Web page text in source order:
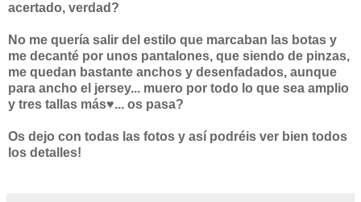
acertado, verdad?
No me quería salir del estilo que marcaban las botas y
me decanté por unos pantalones, que siendo de pinzas,
me quedan bastante anchos y desenfadados, aunque
para ancho el jersey... muero por todo lo que sea amplio
y tres tallas más♥... os pasa?
Os dejo con todas las fotos y así podréis ver bien todos
los detalles!